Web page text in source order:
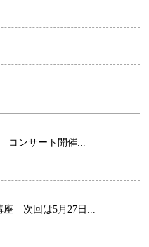
コンサート開催...
座 次回は5月27日...